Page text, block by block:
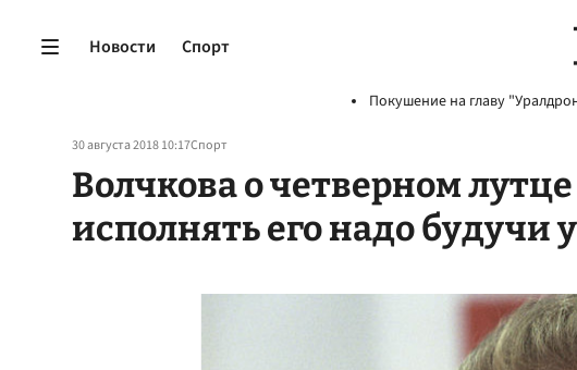
Новости Спорт
Покушение на главу
30 августа 2018 10:17Спорт
Волчкова о четверном
исполнять его надо будучи